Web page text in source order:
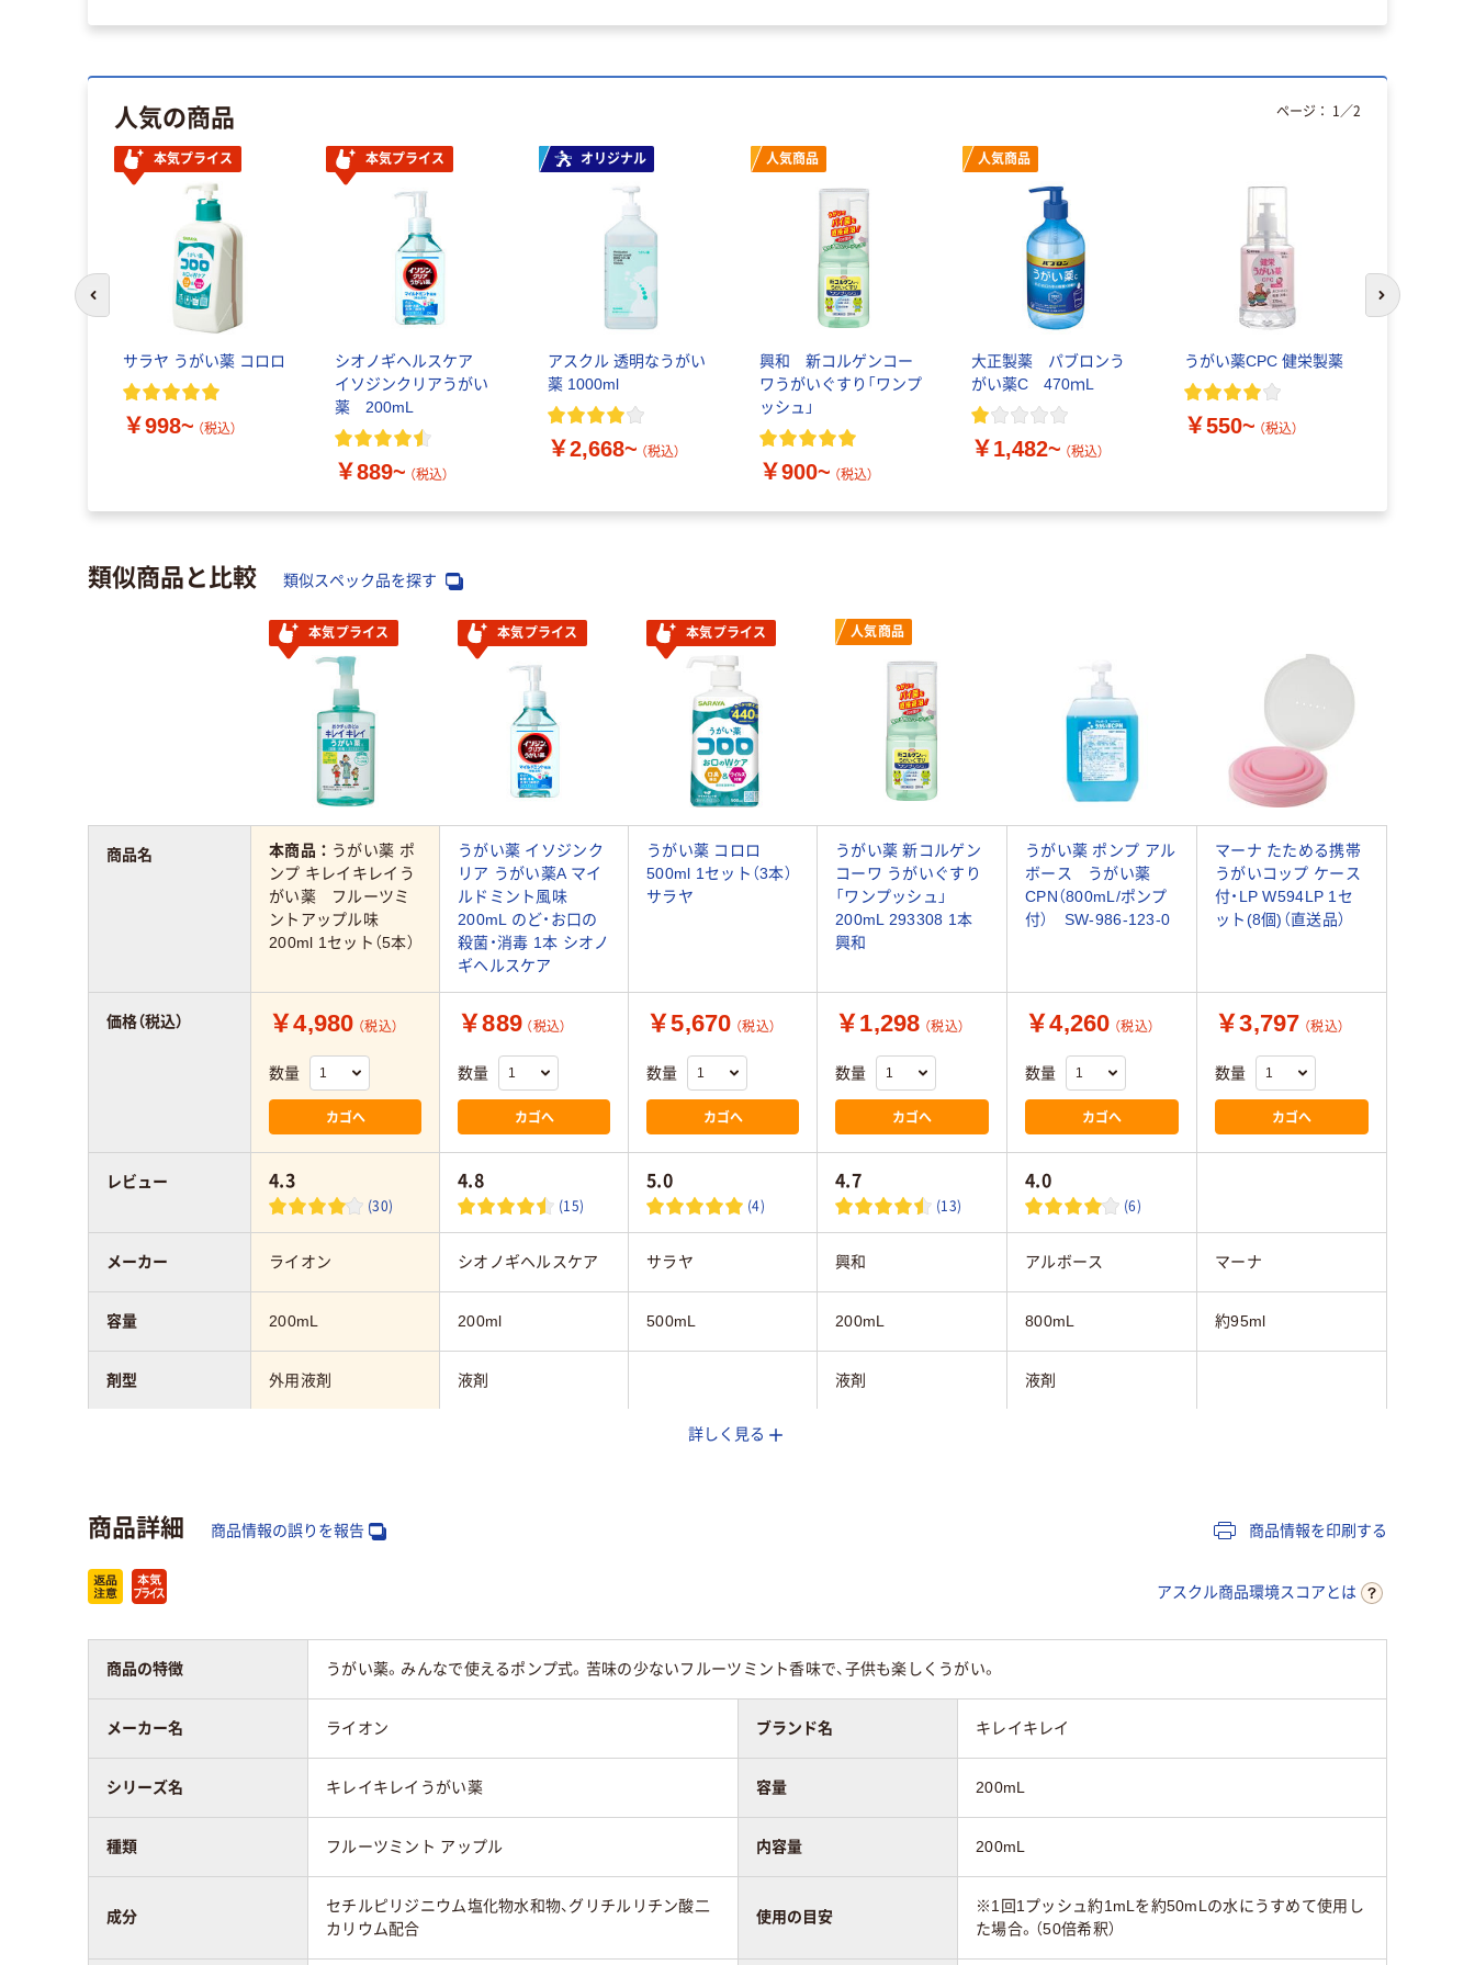
人気の商品
本気プライス
サラヤ うがい薬 コロロ
￥998~ （税込）
本気プライス
シオノギヘルスケア
イソジンクリアうがい
薬 200mL
￥889~ （税込）
オリジナル
アスクル 透明なうがい
薬 1000ml
￥2,668~ （税込）
人気商品
興和 新コルゲンコー
ワうがいぐすり「ワンプ
ッシュ」
￥900~ （税込）
人気商品
大正製薬 パブロンう
がい薬C 470ｍL
￥1,482~ （税込）
うがい薬CPC 健栄製薬
￥550~ （税込）
ページ： 1／2
前のスライドへ 次のスライド
類似商品と比較 類似スペック品を探す
本気プライス 本気プライス 本気プライス 人気商品
商品名 本商品： うがい薬 ポ
ンプ キレイキレイう
がい薬 フルーツミ
ントアップル味
200ml 1セット（5本）
うがい薬 イソジンク
リア うがい薬A マイ
ルドミント風味
200mL のど・お口の
殺菌・消毒 1本 シオノ
ギヘルスケア
うがい薬 コロロ
500ml 1セット（3本）
サラヤ
うがい薬 新コルゲン
コーワ うがいぐすり
「ワンプッシュ」
200mL 293308 1本
興和
うがい薬 ポンプ アル
ボース うがい薬
CPN（800mL/ポンプ
付） SW-986-123-0
マーナ たためる携帯
うがいコップ ケース
付・LP W594LP 1セ
ット(8個)（直送品）
価格（税込） ￥4,980 （税込）
数量
カゴへ
￥889 （税込）
数量
カゴへ
￥5,670 （税込）
数量
カゴへ
￥1,298 （税込）
数量
カゴへ
￥4,260 （税込）
数量
カゴへ
￥3,797 （税込）
数量
カゴへ
レビュー 4.3
(30)
4.8
(15)
5.0
(4)
4.7
(13)
4.0
(6)
メーカー ライオン シオノギヘルスケア サラヤ 興和 アルボース マーナ
容量 200mL 200ml 500mL 200mL 800mL 約95ml
剤型 外用液剤 液剤 液剤 液剤
詳しく見る
商品詳細 商品情報の誤りを報告 商品情報を印刷する
アスクル商品環境スコアとは
商品の特徴 うがい薬。みんなで使えるポンプ式。苦味の少ないフルーツミント香味で、子供も楽しくうがい。
メーカー名 ライオン ブランド名 キレイキレイ
シリーズ名 キレイキレイうがい薬 容量 200mL
種類 フルーツミント アップル 内容量 200mL
成分
セチルピリジニウム塩化物水和物、グリチルリチン酸二
カリウム配合
使用の目安
※1回1プッシュ約1mLを約50mLの水にうすめて使用し
た場合。（50倍希釈）